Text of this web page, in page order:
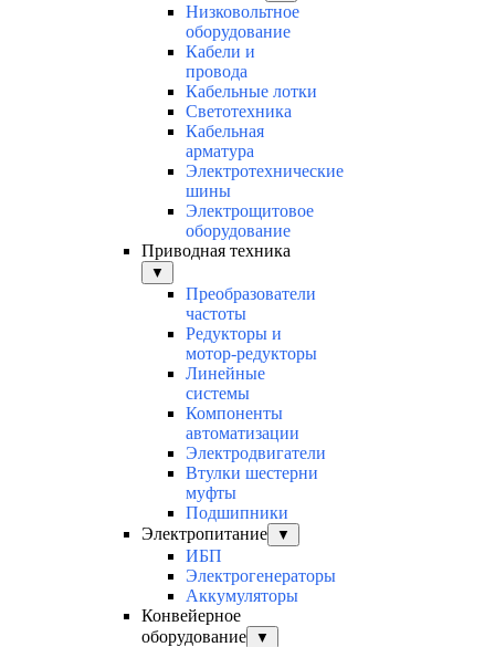
Низковольтное
оборудование
Кабели и
провода
Кабельные лотки
Светотехника
Кабельная
арматура
Электротехнические
шины
Электрощитовое
оборудование
Приводная техника
▼
Преобразователи
частоты
Редукторы и
мотор-редукторы
Линейные
системы
Компоненты
автоматизации
Электродвигатели
Втулки шестерни
муфты
Подшипники
Электропитание
▼
ИБП
Электрогенераторы
Аккумуляторы
Конвейерное
оборудование
▼